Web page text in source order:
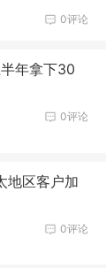
0评论
年拿下30
0评论
地区客户加
0评论